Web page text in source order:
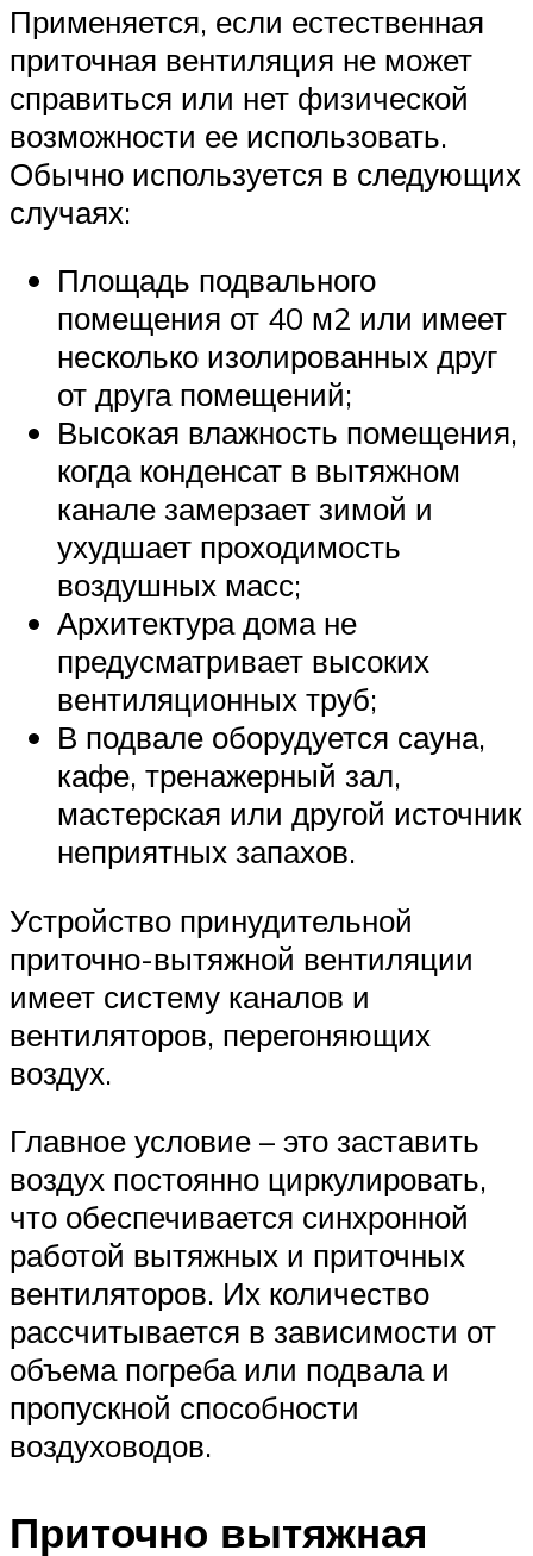
Применяется, если естественная
приточная вентиляция не может
справиться или нет физической
возможности ее использовать.
Обычно используется в следующих
случаях:
Площадь подвального
помещения от 40 м2 или имеет
несколько изолированных друг
от друга помещений;
Высокая влажность помещения,
когда конденсат в вытяжном
канале замерзает зимой и
ухудшает проходимость
воздушных масс;
Архитектура дома не
предусматривает высоких
вентиляционных труб;
В подвале оборудуется сауна,
кафе, тренажерный зал,
мастерская или другой источник
неприятных запахов.
Устройство принудительной
приточно-вытяжной вентиляции
имеет систему каналов и
вентиляторов, перегоняющих
воздух.
Главное условие – это заставить
воздух постоянно циркулировать,
что обеспечивается синхронной
работой вытяжных и приточных
вентиляторов. Их количество
рассчитывается в зависимости от
объема погреба или подвала и
пропускной способности
воздуховодов.
Приточно вытяжная